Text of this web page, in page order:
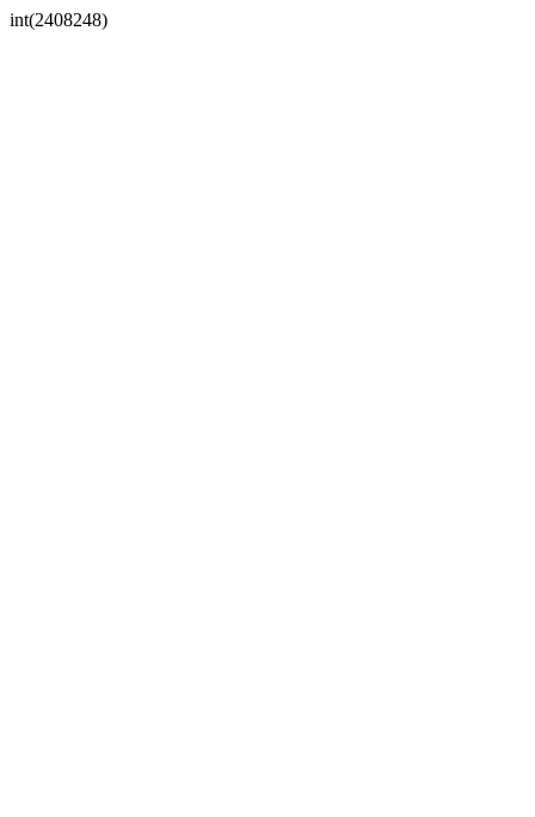
int(2408248)